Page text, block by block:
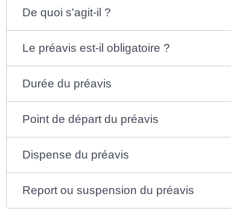
De quoi s'agit-il ?
Le préavis est-il obligatoire ?
Durée du préavis
Point de départ du préavis
Dispense du préavis
Report ou suspension du préavis